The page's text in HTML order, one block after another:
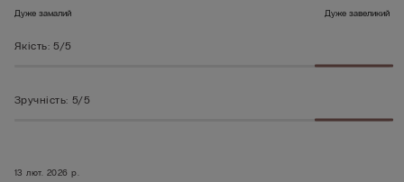
13 лют. 2026 р.
Дуже замалий Дуже завеликий
Якість: 5/5
Зручність: 5/5